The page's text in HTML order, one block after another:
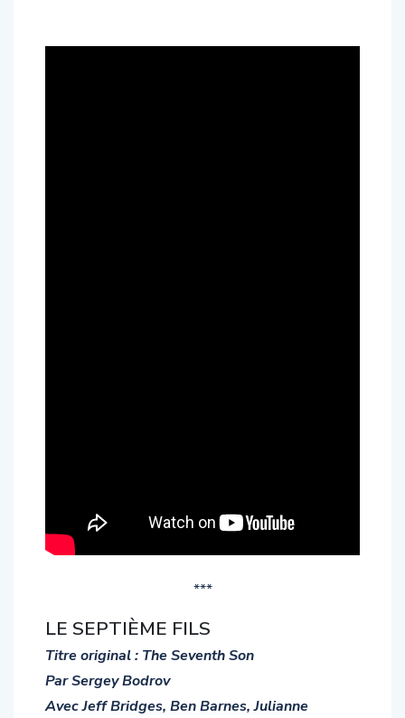
***
LE SEPTIÈME FILS
Titre original : The Seventh Son
Par Sergey Bodrov
Avec Jeff Bridges, Ben Barnes, Julianne